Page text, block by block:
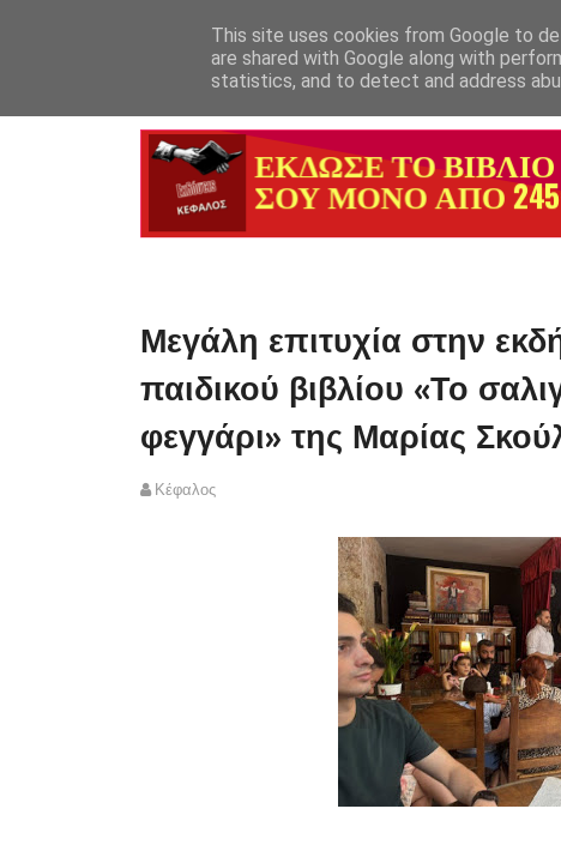
HOME ΕΚΔΟΤΙΚΟΣ ΟΙΚΟΣ
Μεγάλη επιτυχία στην
παιδικού βιβλίου «Το
φεγγάρι» της Μαρίας
Κέφαλος
This site uses cookies from Google to
are shared with Google along with
statistics, and to detect and address